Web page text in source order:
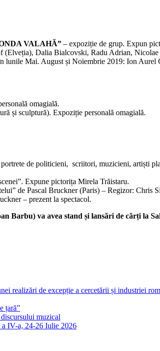
VALAHĂ” – expoziție de grup. Expun
Dalia Bialcovski, Radu Adrian,
Mai. August și Noiembrie 2019: Ion Aurel
omagială.
și sculptură). Expoziție personală omagială.
de politicieni, scriitori, muzicieni, artiști
Expune pictorița Mirela Trăistaru.
de Pascal Bruckner (Paris) – Regizor:
– prezent la spectacol.
Barbu) va avea stand și lansări de cărți la
de excepție a cercetării și industriei
țară”
muzical
IV-a, 24-26 Iulie 2026